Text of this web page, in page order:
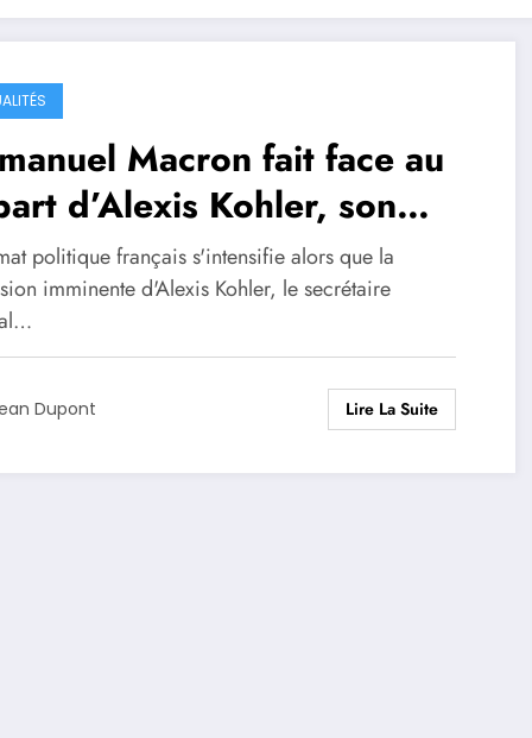
Macron fait face au
d’Alexis Kohler, son
acolyte de l’Elysée
politique français s'intensifie alors que la
imminente d'Alexis Kohler, le secrétaire
Dupont Lire La Suite